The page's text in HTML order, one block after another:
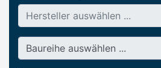
Hersteller
Baureihe